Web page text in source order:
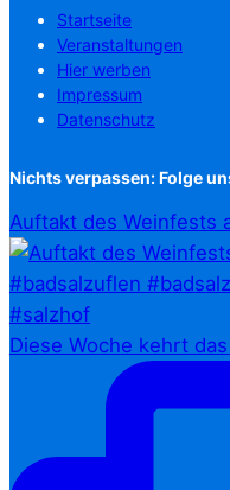
Startseite
Veranstaltungen
Hier werben
Impressum
Datenschutz
Nichts verpassen: Folge
Auftakt des Weinfests
Diese Woche kehrt